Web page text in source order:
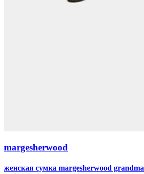
margesherwood
женская сумка margesherwood